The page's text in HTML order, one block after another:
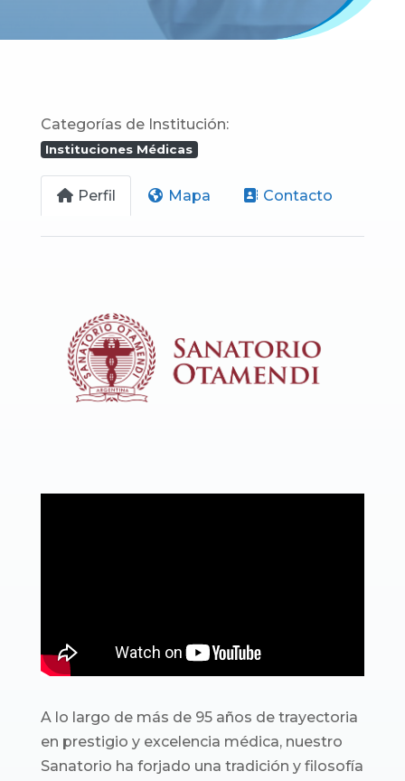
Categorías de Institución:
Instituciones Médicas
Perfil Mapa Contacto
A lo largo de más de 95 años de trayectoria
en prestigio y excelencia médica, nuestro
Sanatorio ha forjado una tradición y filosofía